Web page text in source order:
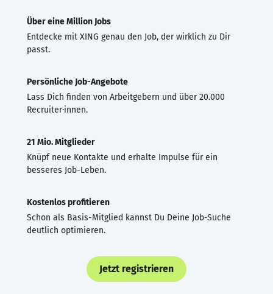
Über eine Million Jobs
Entdecke mit XING genau den Job, der wirklich zu Dir
passt.
Persönliche Job-Angebote
Lass Dich finden von Arbeitgebern und über 20.000
Recruiter·innen.
21 Mio. Mitglieder
Knüpf neue Kontakte und erhalte Impulse für ein
besseres Job-Leben.
Kostenlos profitieren
Schon als Basis-Mitglied kannst Du Deine Job-Suche
deutlich optimieren.
Jetzt registrieren